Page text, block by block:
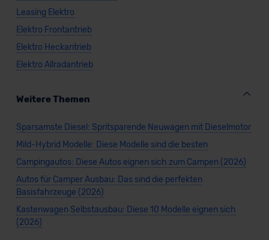
Leasing Elektro
Elektro Frontantrieb
Elektro Heckantrieb
Elektro Allradantrieb
Weitere Themen
Sparsamste Diesel: Spritsparende Neuwagen mit Dieselmotor
Mild-Hybrid Modelle: Diese Modelle sind die besten
Campingautos: Diese Autos eignen sich zum Campen (2026)
Autos für Camper Ausbau: Das sind die perfekten
Basisfahrzeuge (2026)
Kastenwagen Selbstausbau: Diese 10 Modelle eignen sich
(2026)